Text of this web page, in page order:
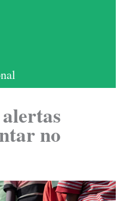
no